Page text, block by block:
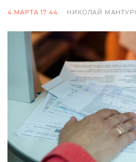
4 МАРТА 17:44 НИКОЛАЙ